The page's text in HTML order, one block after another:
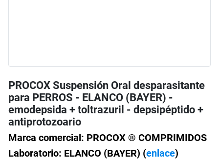
PROCOX Suspensión Oral desparasitante
para PERROS - ELANCO (BAYER) -
emodepsida + toltrazuril - depsipéptido +
antiprotozoario
Marca comercial: PROCOX ® COMPRIMIDOS
Laboratorio: ELANCO (BAYER) (enlace)